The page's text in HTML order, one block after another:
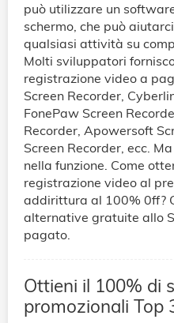
può utilizzare un
schermo, che può
qualsiasi attività su
Molti sviluppatori
registrazione video a
Screen Recorder,
FonePaw Screen
Recorder, Apowersoft
Screen Recorder, ecc.
nella funzione. Come
registrazione video al
addirittura al 100% 0ff?
alternative gratuite allo
pagato.
Ottieni il 100% di
promozionali Top